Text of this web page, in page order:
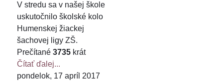
V stredu sa v našej škole
uskutočnilo školské kolo
Humenskej žiackej
šachovej ligy ZŠ.
Prečítané 3735 krát
Čítať ďalej...
pondelok, 17 apríl 2017